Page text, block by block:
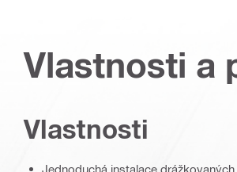
Vlastnosti a
Vlastnosti
Jednoduchá instalace drážkovaných